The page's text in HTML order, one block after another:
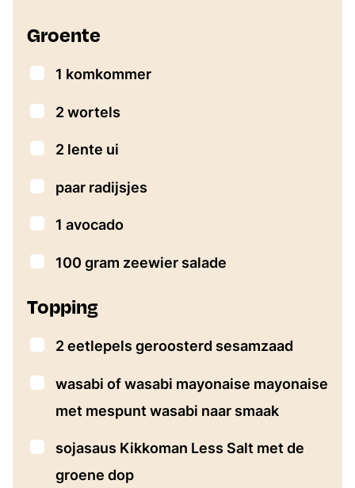
Groente
▢
1 komkommer
▢
2wortels
▢
2 lente ui
▢
paar radijsjes
▢
1 avocado
▢
100 gram zeewier salade
Topping
▢
2eetlepels geroosterd sesamzaad
▢
wasabi of wasabi mayonaise mayonaise
met mespunt wasabi naar smaak
▢
sojasaus Kikkoman Less Salt met de
groene dop